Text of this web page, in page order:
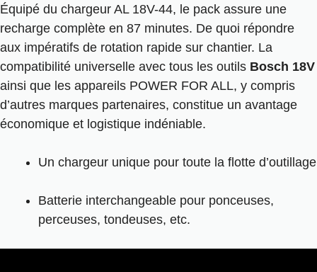
Équipé du chargeur AL 18V-44, le pack assure une
recharge complète en 87 minutes. De quoi répondre
aux impératifs de rotation rapide sur chantier. La
compatibilité universelle avec tous les outils Bosch 18V
ainsi que les appareils POWER FOR ALL, y compris
d’autres marques partenaires, constitue un avantage
économique et logistique indéniable.
Un chargeur unique pour toute la flotte d’outillage
Batterie interchangeable pour ponceuses,
perceuses, tondeuses, etc.